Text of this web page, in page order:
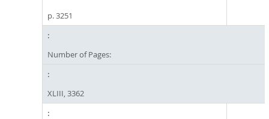
p. 3251
Number of Pages:
XLIII, 3362